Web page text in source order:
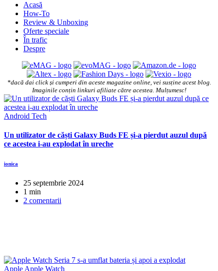
Acasă
How-To
Review & Unboxing
Oferte speciale
În trafic
Despre
*dacă dai click și cumperi din aceste magazine online, vei susține acest blog.
Imaginile conțin linkuri afiliate către acestea. Mulțumesc!
Android Tech
Un utilizator de căști Galaxy Buds FE și-a pierdut auzul după
ce acestea i-au explodat în ureche
ionica
25 septembrie 2024
1 min
2 comentarii
Apple Apple Watch